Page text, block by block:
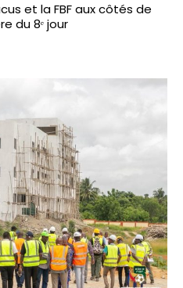
et la FBF aux côtés de
du 8ᵉ jour